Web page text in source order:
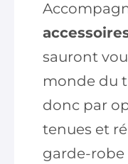
sauront
monde du
donc par
tenues et
garde-